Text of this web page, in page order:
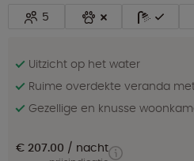
5
Uitzicht op het water
Ruime overdekte veranda
Gezellige en knusse
€ 207.00 nacht